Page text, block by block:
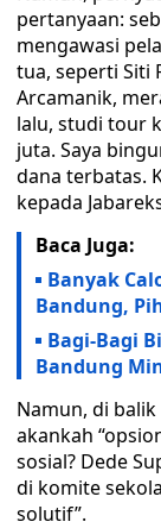
pertanyaan:
mengawasi
tua, seperti Siti
Arcamanik,
lalu, studi tour
juta. Saya
dana terbatas.
kepada
Baca Juga:
Banyak
Bandung,
Bagi-Bagi
Bandung
Namun, di
akankah
sosial? Dede
di komite
solutif”.